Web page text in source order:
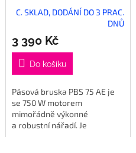
C. SKLAD, DODÁNÍ DO 3 PRAC.
DNŮ
3 390 Kč
Do košíku
Pásová bruska PBS 75 AE je
se 750 W motorem
mimořádně výkonné
a robustní nářadí. Je